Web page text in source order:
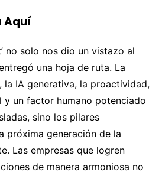
Aquí
no solo nos dio un vistazo al
una hoja de ruta. La
la IA generativa, la proactividad,
y un factor humano potenciado
sino los pilares
próxima generación de la
Las empresas que logren
de manera armoniosa no